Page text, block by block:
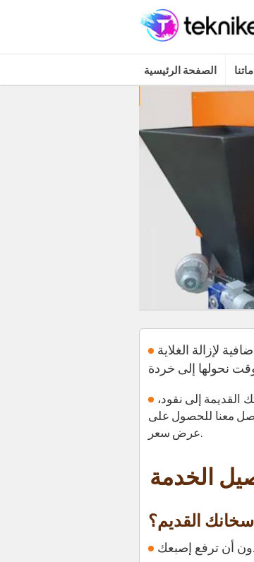
الصفحة الرئيسية
لإزالة الغلاية
القديمة إلى نقود،
معنا للحصول على
عرض سعر.
الخدمة
القديم؟